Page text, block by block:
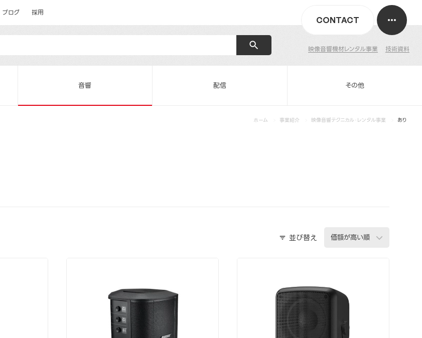
映像音響機材レンタル事業 技術資料
CONTACT
ブログ 採用
音響 配信 その他
ホーム 事業紹介 映像音響テクニカル・レンタル事業 あり
並び替え